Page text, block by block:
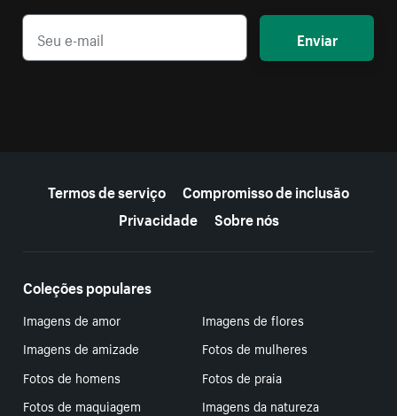
Enviar
Termos de serviço
Compromisso de inclusão
Privacidade
Sobre nós
Coleções populares
Imagens de amor
Imagens de flores
Imagens de amizade
Fotos de mulheres
Fotos de homens
Fotos de praia
Fotos de maquiagem
Imagens da natureza